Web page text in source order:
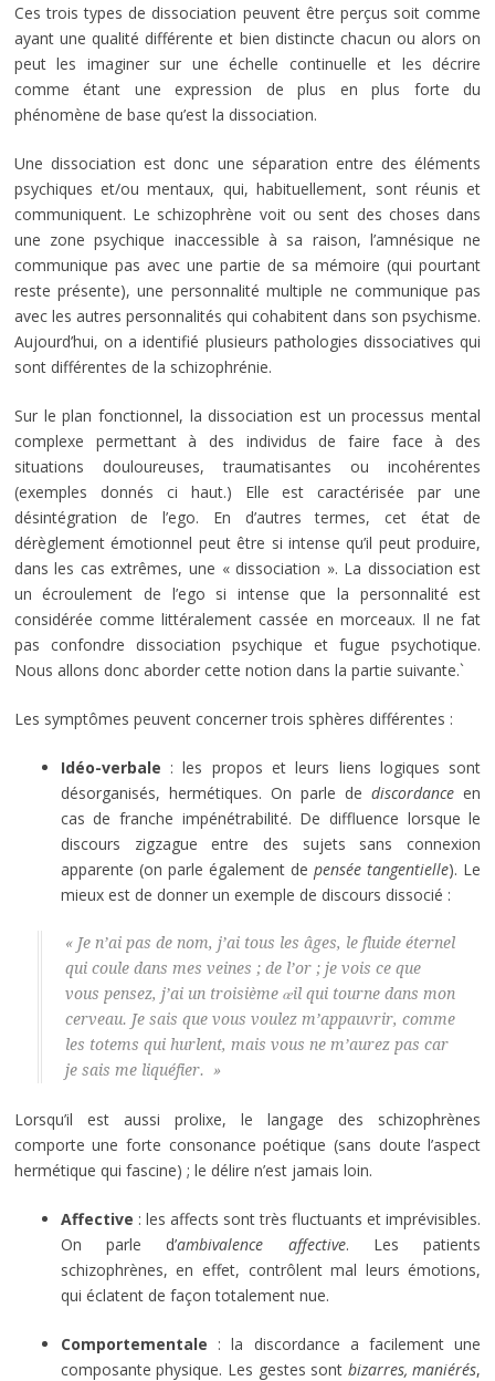
Ces trois types de dissociation peuvent être perçus soit comme
ayant une qualité différente et bien distincte chacun ou alors on
peut les imaginer sur une échelle continuelle et les décrire
comme étant une expression de plus en plus forte du
phénomène de base qu’est la dissociation.
Une dissociation est donc une séparation entre des éléments
psychiques et/ou mentaux, qui, habituellement, sont réunis et
communiquent. Le schizophrène voit ou sent des choses dans
une zone psychique inaccessible à sa raison, l’amnésique ne
communique pas avec une partie de sa mémoire (qui pourtant
reste présente), une personnalité multiple ne communique pas
avec les autres personnalités qui cohabitent dans son psychisme.
Aujourd’hui, on a identifié plusieurs pathologies dissociatives qui
sont différentes de la schizophrénie.
Sur le plan fonctionnel, la dissociation est un processus mental
complexe permettant à des individus de faire face à des
situations douloureuses, traumatisantes ou incohérentes
(exemples donnés ci haut.) Elle est caractérisée par une
désintégration de l’ego. En d’autres termes, cet état de
dérèglement émotionnel peut être si intense qu’il peut produire,
dans les cas extrêmes, une « dissociation ». La dissociation est
un écroulement de l’ego si intense que la personnalité est
considérée comme littéralement cassée en morceaux. Il ne fat
pas confondre dissociation psychique et fugue psychotique.
Nous allons donc aborder cette notion dans la partie suivante.`
Les symptômes peuvent concerner trois sphères différentes :
Idéo-verbale : les propos et leurs liens logiques sont
désorganisés, hermétiques. On parle dediscordance en
cas de franche impénétrabilité. De diffluence lorsque le
discours zigzague entre des sujets sans connexion
apparente (on parle également depensée tangentielle). Le
mieux est de donner un exemple de discours dissocié :
« Je n’ai pas de nom, j’ai tous les âges, le fluide éternel
qui coule dans mes veines ; de l’or ; je vois ce que
vous pensez, j’ai un troisième œil qui tourne dans mon
cerveau. Je sais que vous voulez m’appauvrir, comme
les totems qui hurlent, mais vous ne m’aurez pas car
je sais me liquéfier. »
Lorsqu’il est aussi prolixe, le langage des schizophrènes
comporte une forte consonance poétique (sans doute l’aspect
hermétique qui fascine) ; le délire n’est jamais loin.
Affective : les affects sont très fluctuants et imprévisibles.
On parle d’ambivalence affective. Les patients
schizophrènes, en effet, contrôlent mal leurs émotions,
qui éclatent de façon totalement nue.
Comportementale : la discordance a facilement une
composante physique. Les gestes sont bizarres, maniérés,